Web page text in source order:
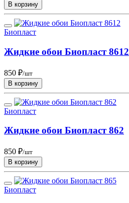
В корзину
Биопласт
Жидкие обои Биопласт 8612
850 ₽/шт
В корзину
Биопласт
Жидкие обои Биопласт 862
850 ₽/шт
В корзину
Биопласт